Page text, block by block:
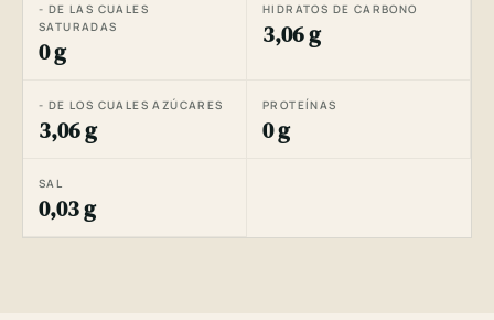
- DE LAS CUALES
SATURADAS
0 g
HIDRATOS DE CARBONO
3,06 g
- DE LOS CUALES AZÚCARES
3,06 g
PROTEÍNAS
0 g
SAL
0,03 g